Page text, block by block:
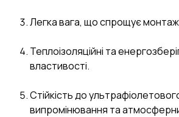
Легка вага, що спрощує
Теплоізоляційні та
властивості.
Стійкість до
випромінювання та